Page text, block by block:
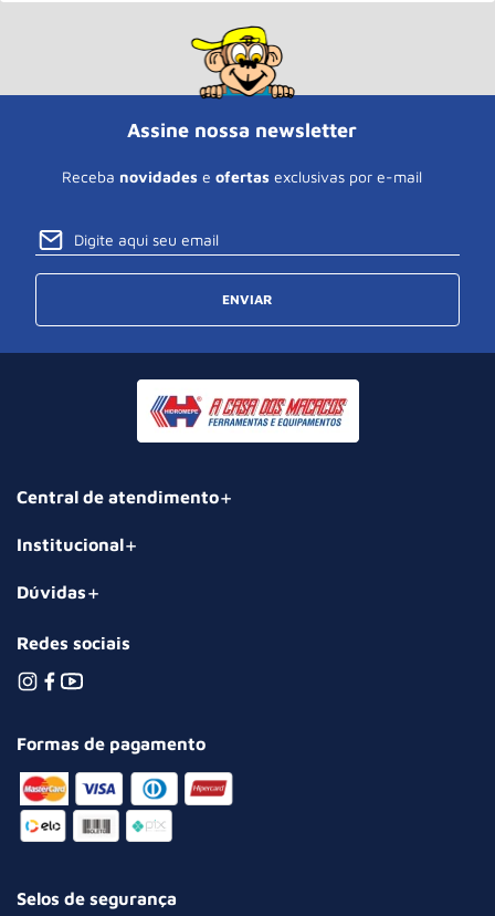
Assine nossa newsletter
Receba novidades e ofertas exclusivas por e-mail
ENVIAR
Central de atendimento
Institucional
Dúvidas
Redes sociais
Formas de pagamento
Selos de segurança